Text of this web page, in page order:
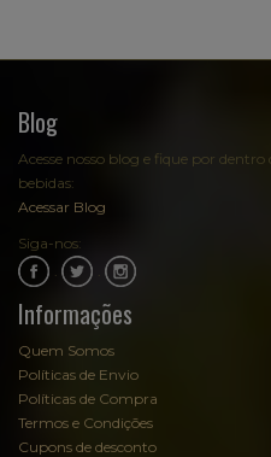
Blog
Acesse nosso blog e fique por
bebidas:
Acessar Blog
Siga-nos:
Informações
Quem Somos
Políticas de Envio
Políticas de Compra
Termos e Condições
Cupons de desconto